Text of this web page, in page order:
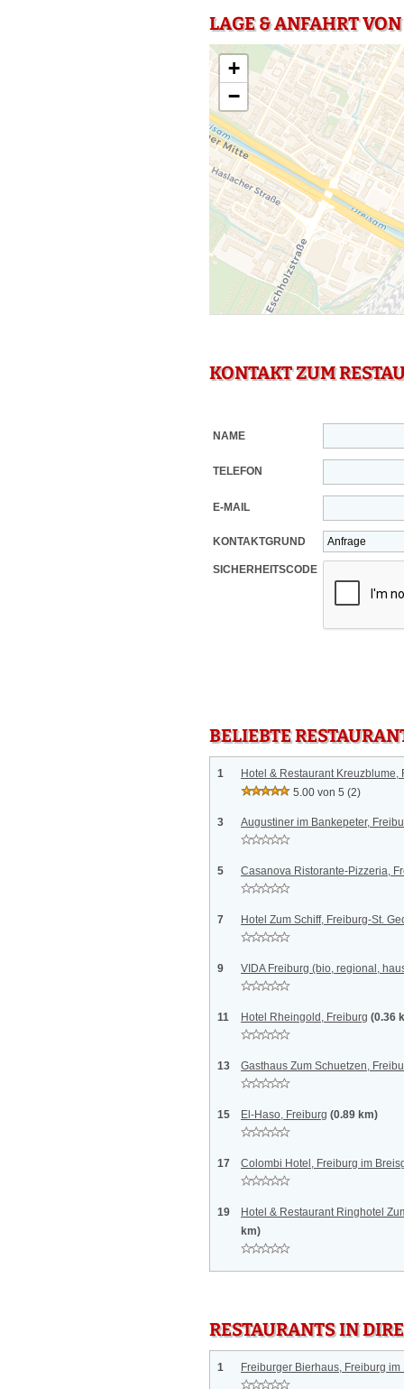
LAGE & ANFAHRT
+
−
KONTAKT ZUM
NAME
TELEFON
E-MAIL
KONTAKTGRUND
SICHERHEITSCODE
BELIEBTE
1
Hotel & Restaurant Kreuzblume,
5.00 von 5 (2)
3 Augustiner im Bankepeter,
5 Casanova Ristorante-Pizzeria,
7 Hotel Zum Schiff, Freiburg-St.
9 VIDA Freiburg (bio, regional,
11 Hotel Rheingold, Freiburg (0.36
13 Gasthaus Zum Schuetzen,
15 El-Haso, Freiburg (0.89 km)
17 Colombi Hotel, Freiburg im
19
Hotel & Restaurant Ringhotel
km)
RESTAURANTS IN
1 Freiburger Bierhaus, Freiburg im